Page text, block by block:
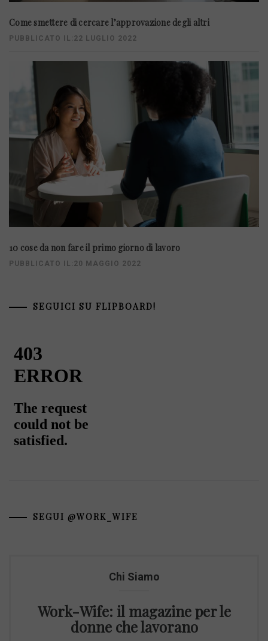
Come smettere di cercare l’approvazione degli altri
PUBBLICATO IL:22 LUGLIO 2022
10 cose da non fare il primo giorno di lavoro
PUBBLICATO IL:20 MAGGIO 2022
SEGUICI SU FLIPBOARD!
SEGUI @WORK_WIFE
Chi Siamo
Work-Wife: il magazine per le
donne che lavorano